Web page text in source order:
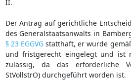
II.
Der Antrag auf gerichtliche
des Generalstaatsanwalts in
§ 23 EGGVGstatthaft, er wurde
und fristgerecht eingelegt und ist
zulässig, da das erforderliche
StVollstrO) durchgeführt worden ist.